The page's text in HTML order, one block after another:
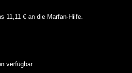
11,11 € an die Marfan-Hilfe.
verfügbar.